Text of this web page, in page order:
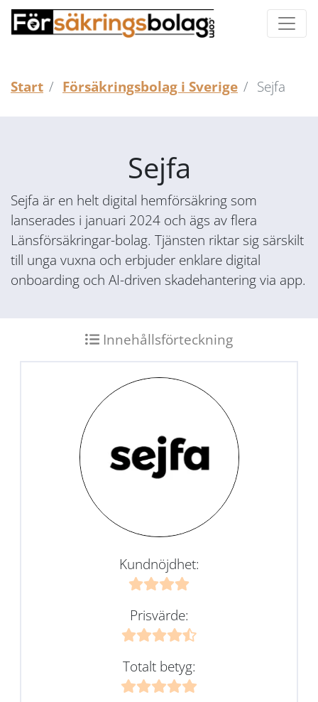
Start Försäkringsbolag i Sverige Sejfa
Sejfa
Sejfa är en helt digital hemförsäkring som
lanserades i januari 2024 och ägs av flera
Länsförsäkringar-bolag. Tjänsten riktar sig särskilt
till unga vuxna och erbjuder enklare digital
onboarding och AI-driven skadehantering via app.
Innehållsförteckning
Kundnöjdhet:
Prisvärde:
Totalt betyg: